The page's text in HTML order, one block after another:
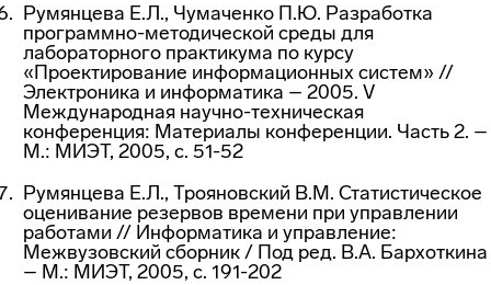
Румянцева Е.Л., Чумаченко П.Ю. Разработка
программно-методической среды для
лабораторного практикума по курсу
«Проектирование информационных систем» //
Электроника и информатика – 2005. V
Международная научно-техническая
конференция: Материалы конференции. Часть 2. –
М.: МИЭТ, 2005, с. 51-52
Румянцева Е.Л., Трояновский В.М. Статистическое
оценивание резервов времени при управлении
работами // Информатика и управление:
Межвузовский сборник / Под ред. В.А. Бархоткина
– М.: МИЭТ, 2005, с. 191-202